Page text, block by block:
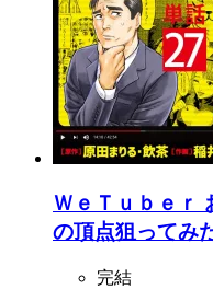
ＷｅＴｕｂｅｒ
の頂点狙ってみ
完結